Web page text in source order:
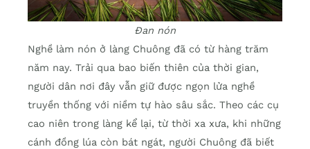
Đan nón
Nghề làm nón ở làng Chuông đã có từ hàng trăm
năm nay. Trải qua bao biến thiên của thời gian,
người dân nơi đây vẫn giữ được ngọn lửa nghề
truyền thống với niềm tự hào sâu sắc. Theo các cụ
cao niên trong làng kể lại, từ thời xa xưa, khi những
cánh đồng lúa còn bát ngát, người Chuông đã biết